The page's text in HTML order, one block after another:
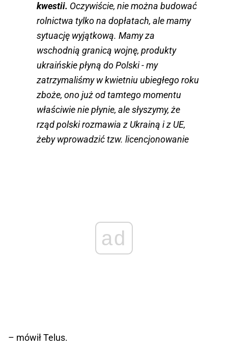
kwestii. Oczywiście, nie można budować
rolnictwa tylko na dopłatach, ale mamy
sytuację wyjątkową. Mamy za
wschodnią granicą wojnę, produkty
ukraińskie płyną do Polski - my
zatrzymaliśmy w kwietniu ubiegłego roku
zboże, ono już od tamtego momentu
właściwie nie płynie, ale słyszymy, że
rząd polski rozmawia z Ukrainą i z UE,
żeby wprowadzić tzw. licencjonowanie
ad
– mówił Telus.